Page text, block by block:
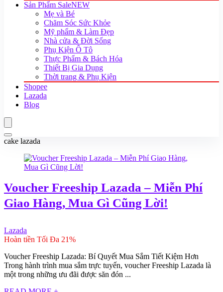
Sản Phẩm SaleNEW
Mẹ và Bé
Chăm Sóc Sức Khỏe
Mỹ phẩm & Làm Đẹp
Nhà cửa & Đời Sống
Phụ Kiện Ô Tô
Thực Phẩm & Bách Hóa
Thiết Bị Gia Dụng
Thời trang & Phụ Kiện
Shopee
Lazada
Blog
cake lazada
Voucher Freeship Lazada – Miễn Phí
Giao Hàng, Mua Gì Cũng Lời!
Lazada
Hoàn tiền Tối Đa 21%
Voucher Freeship Lazada: Bí Quyết Mua Sắm Tiết Kiệm Hơn
Trong hành trình mua sắm trực tuyến, voucher Freeship Lazada là
một trong những ưu đãi được săn đón ...